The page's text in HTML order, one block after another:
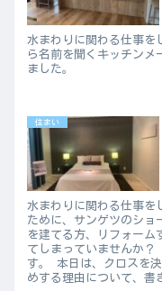
水まわりに関わる仕事を
ら名前を聞くキッチンメ
ました。
住まい
水まわりに関わる仕事を
ために、サンゲツのショ
を建てる方、リフォーム
てしまっていませんか？
す。 本日は、クロスを
めする理由について、書